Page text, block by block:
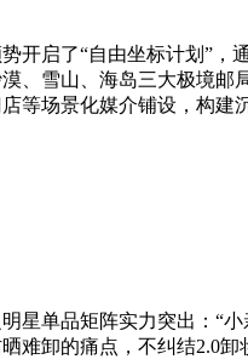
开启了“自由坐标计划”
、雪山、海岛三大极境
等场景化媒介铺设，构建
星单品矩阵实力突出：“
难卸的痛点，不纠结2.0